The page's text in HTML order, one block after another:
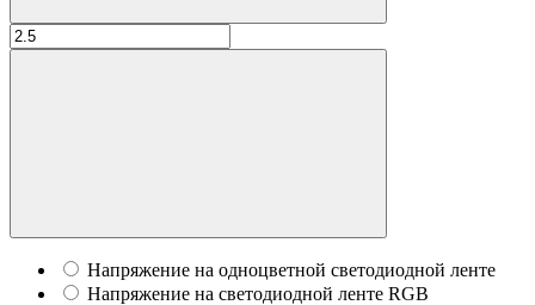
Напряжение на одноцветной светодиодной ленте
Напряжение на светодиодной ленте RGB